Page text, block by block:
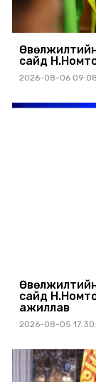
сайд
2026-08-06
сайд
ажиллав
2026-08-05